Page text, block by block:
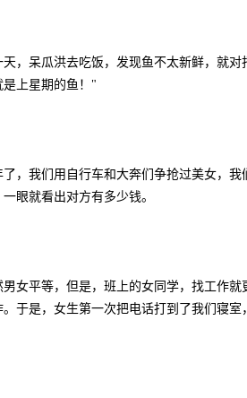
天，呆瓜洪去吃饭，发现鱼不太新鲜，就
是上星期的鱼！"
了，我们用自行车和大奔们争抢过美女，
一眼就看出对方有多少钱。
男女平等，但是，班上的女同学，找工作
。于是，女生第一次把电话打到了我们寝